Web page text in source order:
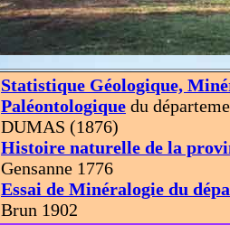
Statistique Géologique,
Paléontologique du
DUMAS (1876)
Histoire naturelle de la
Gensanne 1776
Essai de Minéralogie du
Brun 1902